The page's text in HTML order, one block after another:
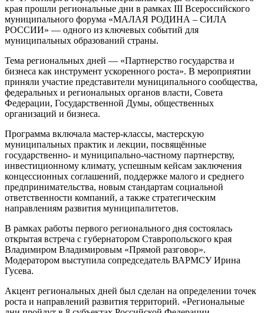
края прошли региональные дни в рамках III Всероссийского
муниципального форума «МАЛАЯ РОДИНА – СИЛА
РОССИИ» — одного из ключевых событий для
муниципальных образований страны.
Тема региональных дней — «Партнерство государства и
бизнеса как инструмент ускоренного роста». В мероприятии
приняли участие представители муниципального сообщества,
федеральных и региональных органов власти, Совета
Федерации, Государственной Думы, общественных
организаций и бизнеса.
Программа включала мастер-классы, мастерскую
муниципальных практик и лекции, посвящённые
государственно- и муниципально-частному партнерству,
инвестиционному климату, успешным кейсам заключения
концессионных соглашений, поддержке малого и среднего
предпринимательства, новым стандартам социальной
ответственности компаний, а также стратегическим
направлениям развития муниципалитетов.
В рамках работы первого регионального дня состоялась
открытая встреча с губернатором Ставропольского края
Владимиром Владимировым «Прямой разговор».
Модератором выступила сопредседатель ВАРМСУ Ирина
Гусева.
Акцент региональных дней был сделан на определении точек
роста и направлений развития территорий. «Региональные